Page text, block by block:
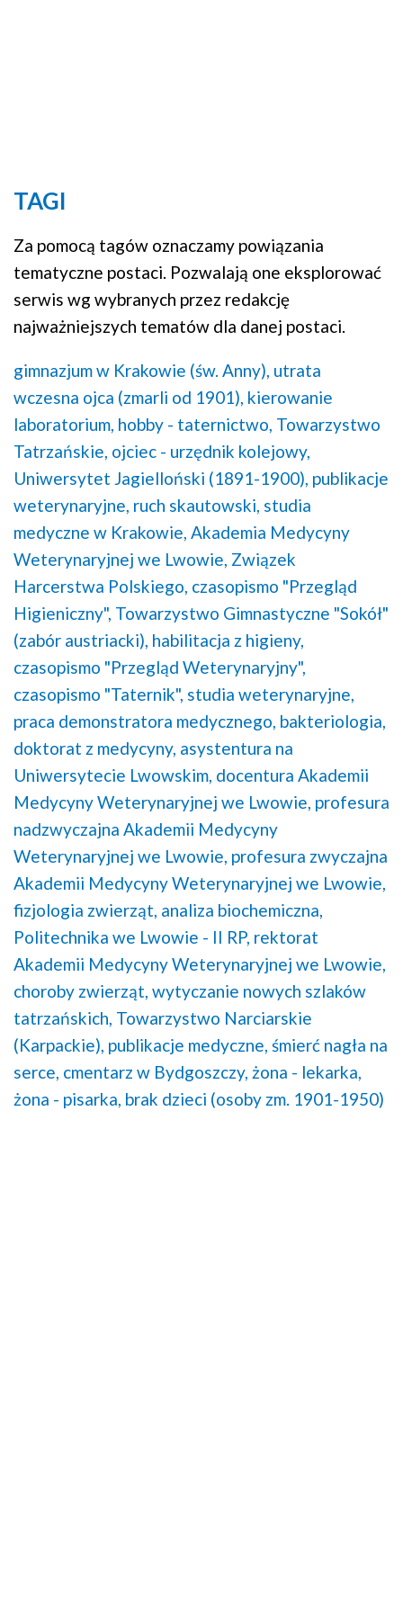
TAGI
Za pomocą tagów oznaczamy powiązania
tematyczne postaci. Pozwalają one eksplorować
serwis wg wybranych przez redakcję
najważniejszych tematów dla danej postaci.
gimnazjum w Krakowie (św. Anny), utrata
wczesna ojca (zmarli od 1901), kierowanie
laboratorium, hobby - taternictwo, Towarzystwo
Tatrzańskie, ojciec - urzędnik kolejowy,
Uniwersytet Jagielloński (1891-1900), publikacje
weterynaryjne, ruch skautowski, studia
medyczne w Krakowie, Akademia Medycyny
Weterynaryjnej we Lwowie, Związek
Harcerstwa Polskiego, czasopismo "Przegląd
Higieniczny", Towarzystwo Gimnastyczne "Sokół"
(zabór austriacki), habilitacja z higieny,
czasopismo "Przegląd Weterynaryjny",
czasopismo "Taternik", studia weterynaryjne,
praca demonstratora medycznego, bakteriologia,
doktorat z medycyny, asystentura na
Uniwersytecie Lwowskim, docentura Akademii
Medycyny Weterynaryjnej we Lwowie, profesura
nadzwyczajna Akademii Medycyny
Weterynaryjnej we Lwowie, profesura zwyczajna
Akademii Medycyny Weterynaryjnej we Lwowie,
fizjologia zwierząt, analiza biochemiczna,
Politechnika we Lwowie - II RP, rektorat
Akademii Medycyny Weterynaryjnej we Lwowie,
choroby zwierząt, wytyczanie nowych szlaków
tatrzańskich, Towarzystwo Narciarskie
(Karpackie), publikacje medyczne, śmierć nagła na
serce, cmentarz w Bydgoszczy, żona - lekarka,
żona - pisarka, brak dzieci (osoby zm. 1901-1950)